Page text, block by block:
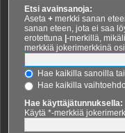
Etsi avainsanoja:
Aseta + merkki sanan
sanan eteen, jota ei saa
erotettuna -merkillä,
merkkiä jokerimerkkinä
Hae kaikilla sanoilla
Hae kaikilla
Hae käyttäjätunnuksella:
Käytä *-merkkiä